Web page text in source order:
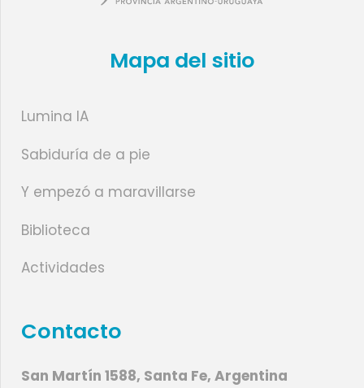
Mapa del sitio
Lumina IA
Sabiduría de a pie
Y empezó a maravillarse
Biblioteca
Actividades
Contacto
San Martín 1588, Santa Fe, Argentina